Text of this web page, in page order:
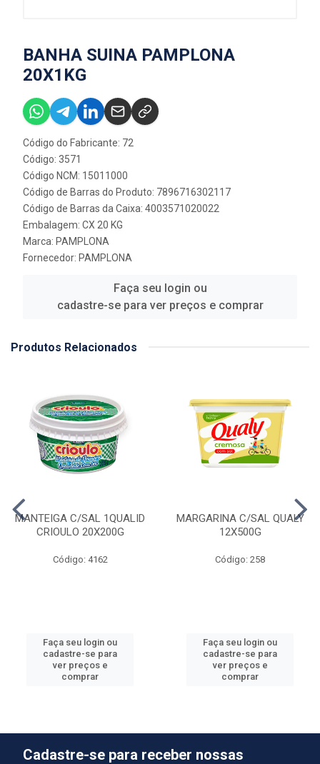
BANHA SUINA PAMPLONA
20X1KG
Código do Fabricante: 72
Código: 3571
Código NCM: 15011000
Código de Barras do Produto: 7896716302117
Código de Barras da Caixa: 4003571020022
Embalagem: CX 20 KG
Marca: PAMPLONA
Fornecedor: PAMPLONA
Faça seu login ou
cadastre-se para ver preços e comprar
Produtos Relacionados
MANTEIGA C/SAL 1QUALID
CRIOULO 20X200G
Código: 4162
Faça seu login ou
cadastre-se para
ver preços e
comprar
MARGARINA C/SAL QUALY
12X500G
Código: 258
Faça seu login ou
cadastre-se para
ver preços e
comprar
Cadastre-se para receber nossas